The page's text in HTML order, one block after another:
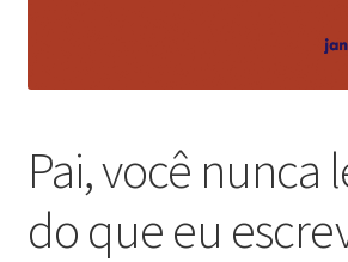
Pai, você nunca
do que eu